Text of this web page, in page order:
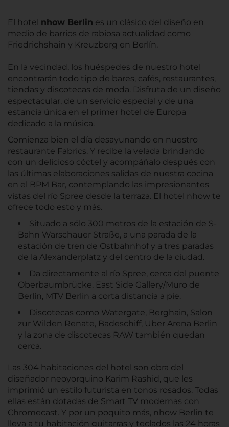
El hotel nhow Berlin es un clásico del diseño en
medio de barrios de rabiosa actualidad como
Friedrichshain y Kreuzberg en Berlín.
En la vecindad, los huéspedes de nuestro hotel
encontrarán todo tipo de bares, cafés, restaurantes,
tiendas y discotecas de moda. Disfruta de un diseño
espectacular, de un servicio especial y de una
estancia única en el primer hotel de Europa
dedicado a la música.
Comienza bien el día desayunando en nuestro
restaurante Fabrics. Y recibe la velada brindando
con un delicioso cóctel y acompáñalo después con
las últimas elaboraciones salidas de nuestra cocina
en el BPM Bar, contemplando las impresionantes
vistas del río Spree desde la terraza. El hotel nhow te
ofrece todo esto y más.
Situado a sólo 300 metros de la estación de S-
Bahn Warschauer Straße, a una parada de la
estación de tren de Ostbahnhof y a tres paradas
de la Alexanderplatz y del centro de la ciudad.
Da directamente al río Spree, cerca del puente
Oberbaumbrücke. East Side Gallery/Muro de
Berlín, MTV Berlin a corta distancia a pie.
Discotecas como Watergate, Berghain, Salon
zur Wilden Renate, Badeschiff, Uber Arena Berlin
y la zona de discotecas RAW también quedan
cerca.
Las 304 habitaciones del hotel son obra del
diseñador neoyorquino Karim Rashid, que les
imprimió un estilo futurista en tonos rosados. Todas
ellas están dotadas de Smart TV modernas con
Chromecast. Y por un poquito más, nhow Berlin te
lleva a tu habitación guitarras y teclados las 24 horas